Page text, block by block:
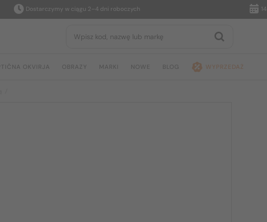
Dostarczymy w ciągu 2–4 dni roboczych 14 dni
OKVIRJA OBRAZY MARKI NOWE BLOG WYPRZEDAŻ